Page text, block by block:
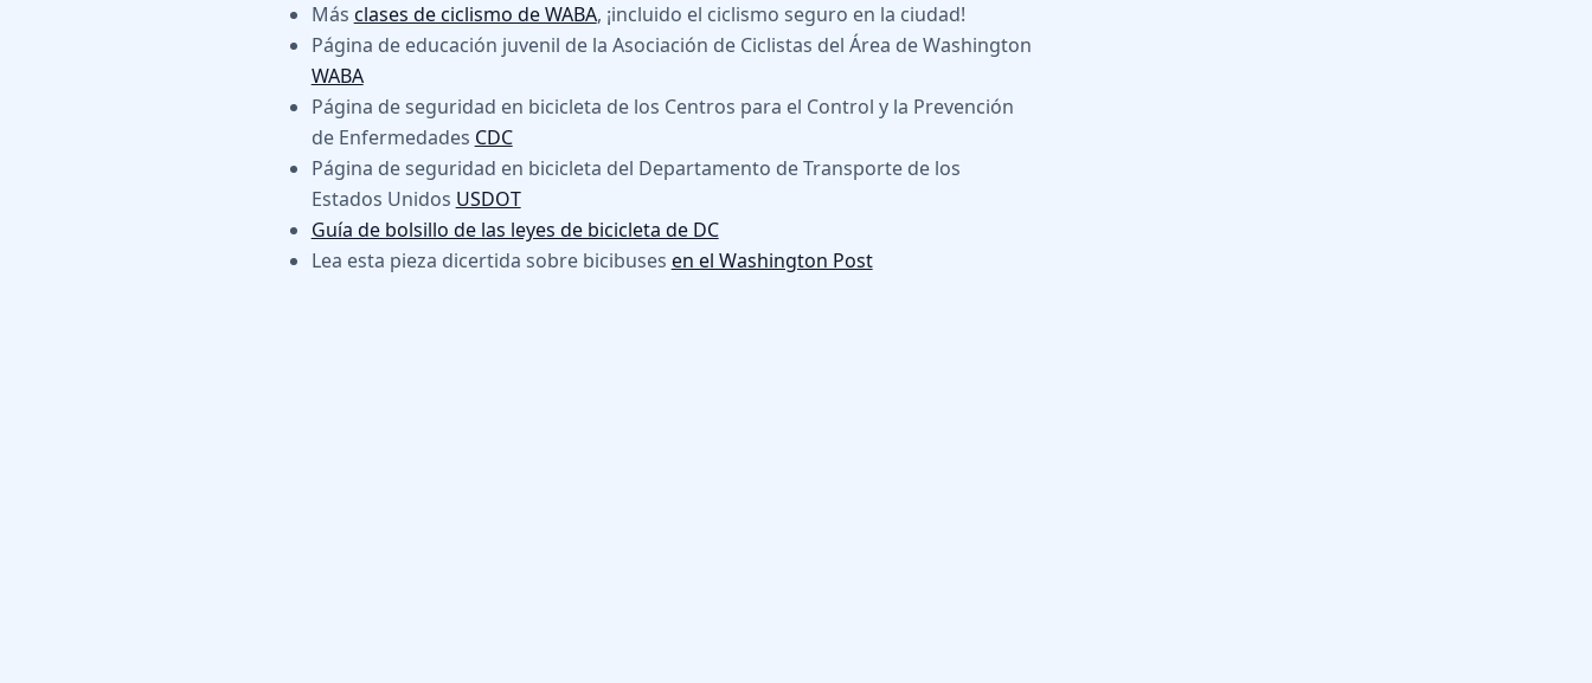
Más clases de ciclismo de WABA, ¡incluido el ciclismo seguro en la ciudad!
Página de educación juvenil de la Asociación de Ciclistas del Área de Washington
WABA
Página de seguridad en bicicleta de los Centros para el Control y la Prevención
de Enfermedades CDC
Página de seguridad en bicicleta del Departamento de Transporte de los
Estados Unidos USDOT
Guía de bolsillo de las leyes de bicicleta de DC
Lea esta pieza dicertida sobre bicibuses en el Washington Post